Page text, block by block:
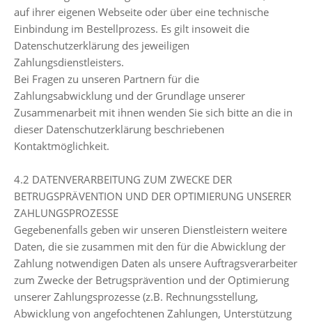
auf ihrer eigenen Webseite oder über eine technische
Einbindung im Bestellprozess. Es gilt insoweit die
Datenschutzerklärung des jeweiligen
Zahlungsdienstleisters.
Bei Fragen zu unseren Partnern für die
Zahlungsabwicklung und der Grundlage unserer
Zusammenarbeit mit ihnen wenden Sie sich bitte an die in
dieser Datenschutzerklärung beschriebenen
Kontaktmöglichkeit.
4.2 DATENVERARBEITUNG ZUM ZWECKE DER
BETRUGSPRÄVENTION UND DER OPTIMIERUNG UNSERER
ZAHLUNGSPROZESSE
Gegebenenfalls geben wir unseren Dienstleistern weitere
Daten, die sie zusammen mit den für die Abwicklung der
Zahlung notwendigen Daten als unsere Auftragsverarbeiter
zum Zwecke der Betrugsprävention und der Optimierung
unserer Zahlungsprozesse (z.B. Rechnungsstellung,
Abwicklung von angefochtenen Zahlungen, Unterstützung